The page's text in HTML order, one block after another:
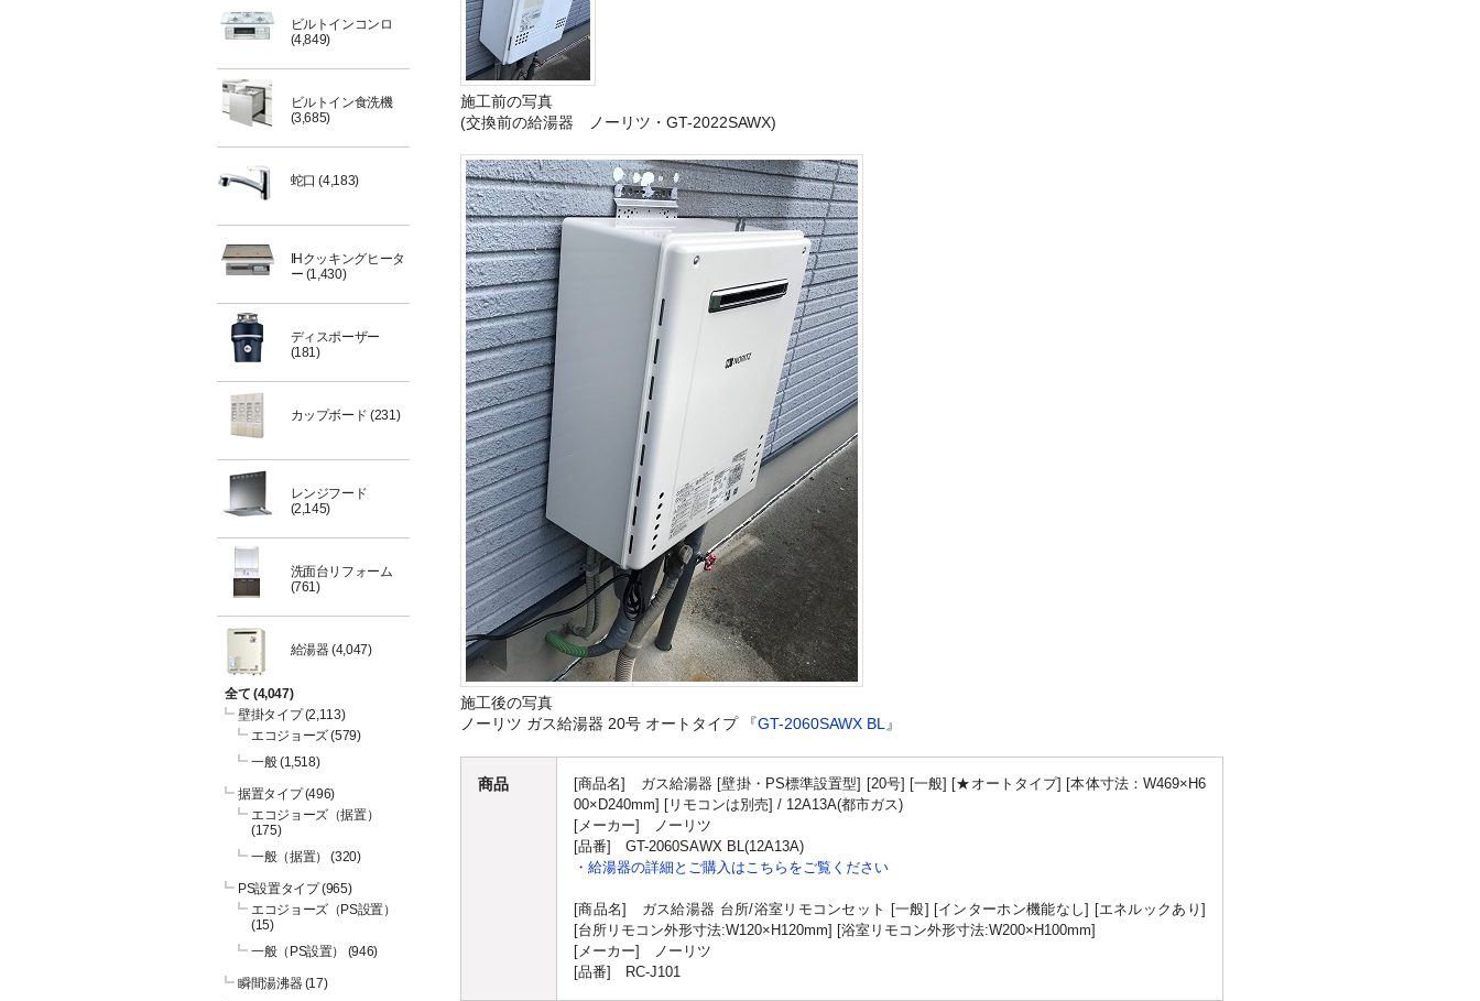
ビルトインコンロ
(4,849)
ビルトイン食洗機
(3,685)
蛇口 (4,183)
IHクッキングヒータ
ー (1,430)
ディスポーザー
(181)
カップボード (231)
レンジフード
(2,145)
洗面台リフォーム
(761)
給湯器(4,047)
全て (4,047)
壁掛タイプ(2,113)
エコジョーズ(579)
一般(1,518)
据置タイプ(496)
エコジョーズ（据置）
(175)
一般（据置）
(320)
PS設置タイプ(965)
エコジョーズ（PS設置）
(15)
一般（PS設置）
(946)
瞬間湯沸器(17)
施工前の写真
(交換前の給湯器 ノーリツ・GT-2022SAWX)
施工後の写真
ノーリツ ガス給湯器 20号 オートタイプ 『GT-2060SAWX BL 』
商品
[商品名] ガス給湯器 [壁掛・PS標準設置型] [20号] [一般] [★オートタイプ] [本体寸法：W469×H6
00×D240mm] [リモコンは別売] / 12A13A(都市ガス)
[メーカー] ノーリツ
[品番] GT-2060SAWX BL(12A13A)
・給湯器の詳細とご購入はこちらをご覧ください
[商品名] ガス給湯器 台所/浴室リモコンセット [一般] [インターホン機能なし] [エネルックあり]
[台所リモコン外形寸法:W120×H120mm] [浴室リモコン外形寸法:W200×H100mm]
[メーカー] ノーリツ
[品番] RC-J101